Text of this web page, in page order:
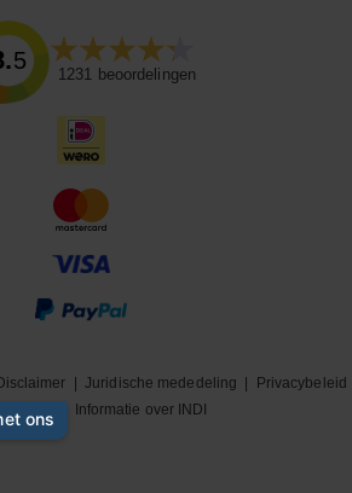
8.5
1231 beoordelingen
|Juridische mededeling
Privacybeleid
Informatie over INDI